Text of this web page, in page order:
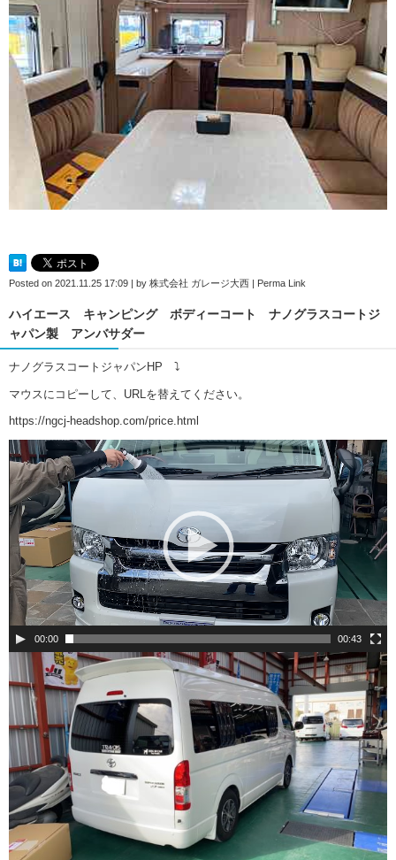
Posted on 2021.11.25 17:09 by 株式会社 ガレージ大西 Perma Link
ハイエース キャンピング ボディーコート ナノグラスコートジ
ャパン製 アンバサダー
ナノグラスコートジャパンHP ⤵
マウスにコピーして、URLを替えてください。
https://ngcj-headshop.com/price.html
動
画
プ
レ
ー
ヤ
ー
00:00 00:43